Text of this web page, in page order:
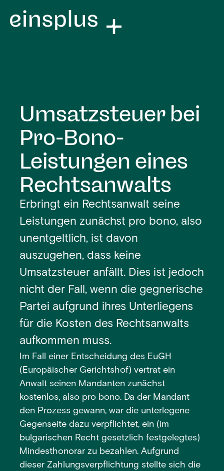
Umsatzsteuer bei
Pro-Bono-
Leistungen eines
Rechtsanwalts
Erbringt ein Rechtsanwalt seine
Leistungen zunächst pro bono, also
unentgeltlich, ist davon
auszugehen, dass keine
Umsatzsteuer anfällt. Dies ist jedoch
nicht der Fall, wenn die gegnerische
Partei aufgrund ihres Unterliegens
für die Kosten des Rechtsanwalts
aufkommen muss.
Im Fall einer Entscheidung des EuGH
(Europäischer Gerichtshof) vertrat ein
Anwalt seinen Mandanten zunächst
kostenlos, also pro bono. Da der Mandant
den Prozess gewann, war die unterlegene
Gegenseite dazu verpflichtet, ein (im
bulgarischen Recht gesetzlich festgelegtes)
Mindesthonorar zu bezahlen. Aufgrund
dieser Zahlungsverpflichtung stellte sich die